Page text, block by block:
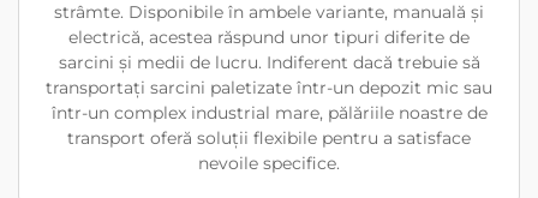
strâmte. Disponibile în ambele variante, manuală și
electrică, acestea răspund unor tipuri diferite de
sarcini și medii de lucru. Indiferent dacă trebuie să
transportați sarcini paletizate într-un depozit mic sau
într-un complex industrial mare, pălăriile noastre de
transport oferă soluții flexibile pentru a satisface
nevoile specifice.